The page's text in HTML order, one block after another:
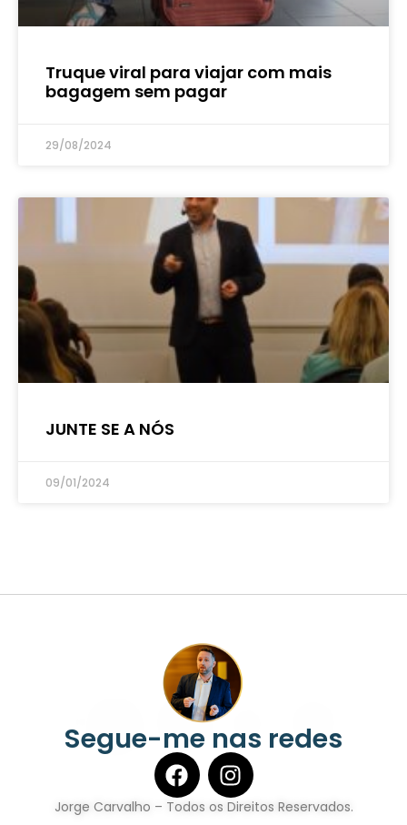
Truque viral para viajar com mais
bagagem sem pagar
29/08/2024
JUNTE SE A NÓS
09/01/2024
Segue-me nas redes
Jorge Carvalho – Todos os Direitos Reservados.